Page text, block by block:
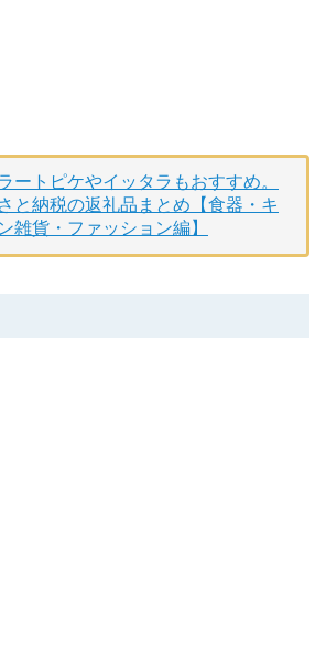
ートピケやイッタラもおすすめ。
と納税の返礼品まとめ【食器・キ
雑貨・ファッション編】